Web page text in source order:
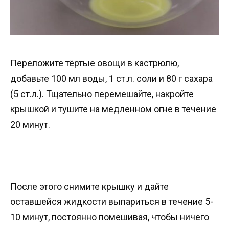
Переложите тёртые овощи в кастрюлю,
добавьте 100 мл воды, 1 ст.л. соли и 80 г сахара
(5 ст.л.). Тщательно перемешайте, накройте
крышкой и тушите на медленном огне в течение
20 минут.
После этого снимите крышку и дайте
оставшейся жидкости выпариться в течение 5-
10 минут, постоянно помешивая, чтобы ничего